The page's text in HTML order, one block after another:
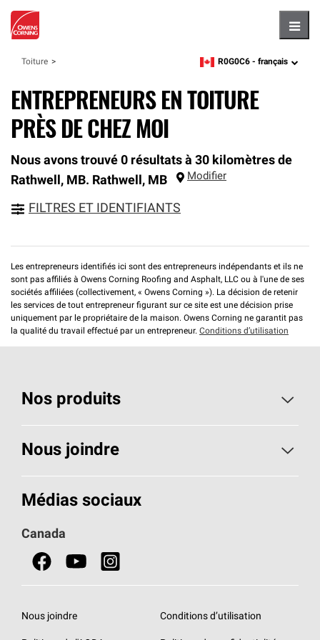
Toiture zipcode,language
R0G0C6 - français
ENTREPRENEURS EN TOITURE
PRÈS DE CHEZ MOI
Nous avons trouvé 0 résultats à 30 kilomètres de
Rathwell, MB. Rathwell, MB Modifier
FILTRES ET IDENTIFIANTS
Les entrepreneurs identifiés ici sont des entrepreneurs indépendants et ils ne
sont pas affiliés à Owens Corning Roofing and Asphalt, LLC ou à l'une de ses
sociétés affiliées (collectivement, « Owens Corning »). La décision de retenir
les services de tout entrepreneur figurant sur ce site est une décision prise
uniquement par le propriétaire de la maison. Owens Corning ne garantit pas
la qualité du travail effectué par un entrepreneur. Conditions d’utilisation
Nos produits
Toiture
Isolants pour usage résidentiel
Portes
Nous joindre
Composez le 1 800 438-7465
Médias sociaux
Canada
Nous joindre Conditions d’utilisation